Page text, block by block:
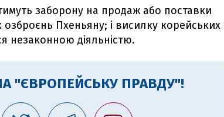
заборону на продаж або поставки
озброєнь Пхеньяну; і висилку корейських
незаконною діяльністю.
"ЄВРОПЕЙСЬКУ ПРАВДУ"!